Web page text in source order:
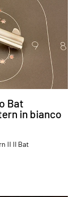
Bat
in bianco
II Il Bat